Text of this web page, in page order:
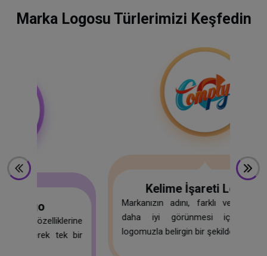
Marka Logosu Türlerimizi Keşfedin
Kelime İşareti Logosu
Markanızın adını, farklı ve diğerlerinden
daha iyi görünmesi için wordmark
logomuzla belirgin bir şekilde gösterin.